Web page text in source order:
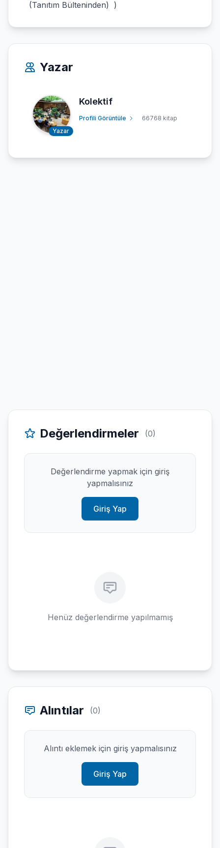
(Tanıtım Bülteninden) )
Yazar
Yazar
Kolektif
Profili Görüntüle 66768 kitap
Değerlendirmeler (0)
Değerlendirme yapmak için giriş
yapmalısınız
Giriş Yap
Henüz değerlendirme yapılmamış
Alıntılar (0)
Alıntı eklemek için giriş yapmalısınız
Giriş Yap